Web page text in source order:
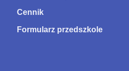
Cennik
Formularz przedszkole